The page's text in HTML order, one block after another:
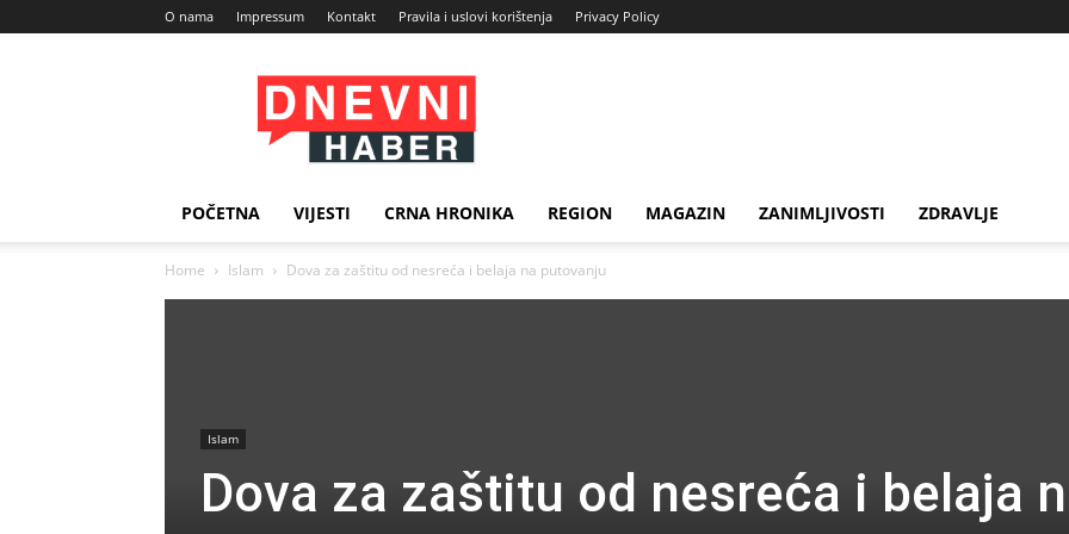
O nama Impressum Kontakt Pravila i uslovi korištenja Privacy Policy
Dnevni
Haber
POČETNA VIJESTI CRNA HRONIKA REGION MAGAZIN ZANIMLJIVOSTI ZDRAVLJE
Home Islam Dova za zaštitu od nesreća i belaja na putovanju
Islam
Dova za zaštitu od nesreća i belaja